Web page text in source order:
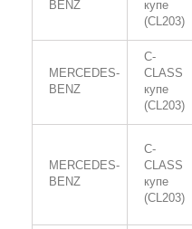
BENZ
купе
(CL203)
MERCEDES-
BENZ
C-
CLASS
купе
(CL203)
MERCEDES-
BENZ
C-
CLASS
купе
(CL203)